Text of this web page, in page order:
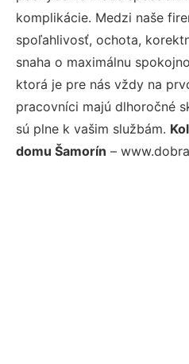
komplikácie. Medzi naše
spoľahlivosť, ochota,
snaha o maximálnu
ktorá je pre nás vždy na
pracovníci majú dlhoročné
sú plne k vašim službám.
domu Šamorín –